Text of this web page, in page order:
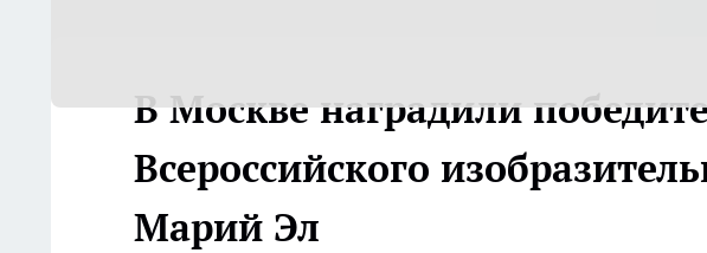
В Москве наградили
Всероссийского
Марий Эл